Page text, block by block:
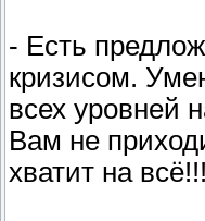
- Есть
кризисом.
всех уровней
Вам не
хватит на